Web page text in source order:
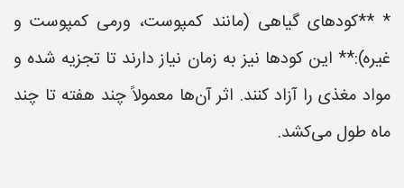
* **کودهای گیاهی (مانند کمپوست، ورمی کمپوست و
غیره):** این کودها نیز به زمان نیاز دارند تا تجزیه شده و
مواد مغذی را آزاد کنند. اثر آن‌ها معمولاً چند هفته تا چند
ماه طول می‌کشد.